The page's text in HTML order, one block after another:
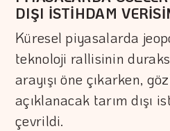
DIŞI İSTİHDAM
Küresel piyasalarda
teknoloji rallisinin
arayışı öne çıkarken,
açıklanacak tarım dışı
çevrildi.